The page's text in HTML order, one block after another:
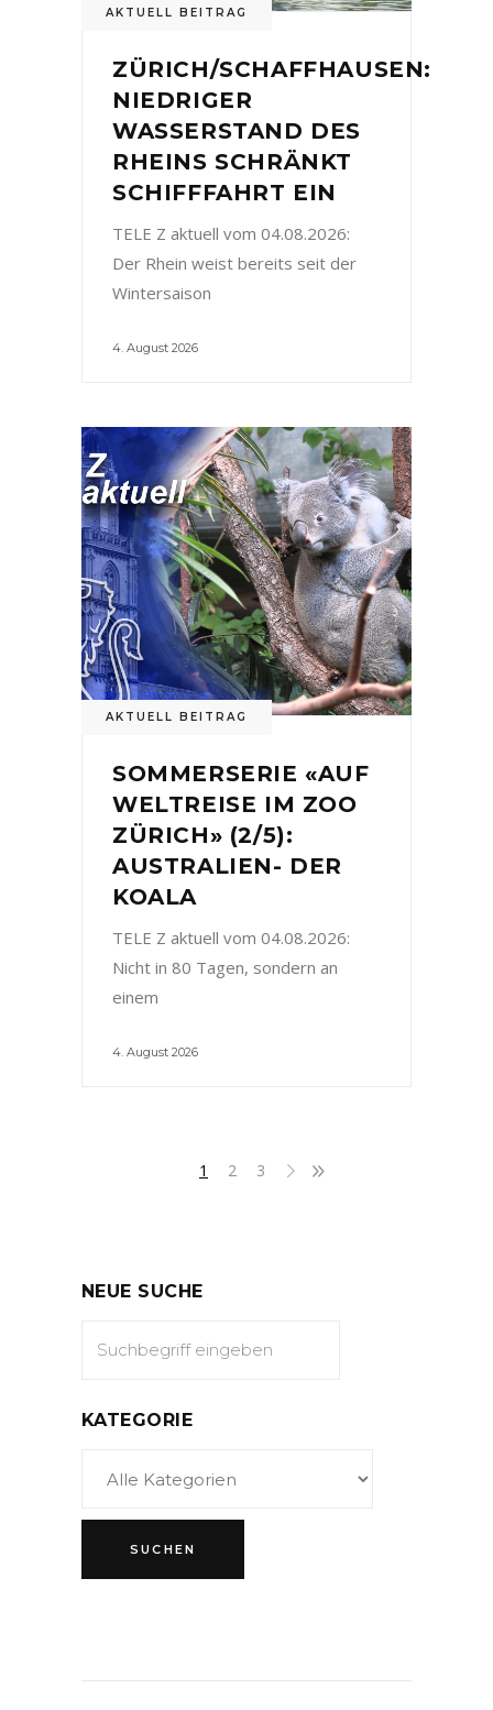
AKTUELL BEITRAG
ZÜRICH/SCHAFFHAUSEN:
NIEDRIGER
WASSERSTAND DES
RHEINS SCHRÄNKT
SCHIFFFAHRT EIN
TELE Z aktuell vom 04.08.2026:
Der Rhein weist bereits seit der
Wintersaison
4. August 2026
AKTUELL BEITRAG
SOMMERSERIE «AUF
WELTREISE IM ZOO
ZÜRICH» (2/5):
AUSTRALIEN- DER
KOALA
TELE Z aktuell vom 04.08.2026:
Nicht in 80 Tagen, sondern an
einem
4. August 2026
1 2 3
NEUE SUCHE
KATEGORIE